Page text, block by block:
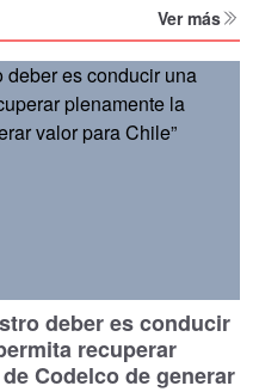
Ver más
deber es conducir
recuperar
Codelco de generar